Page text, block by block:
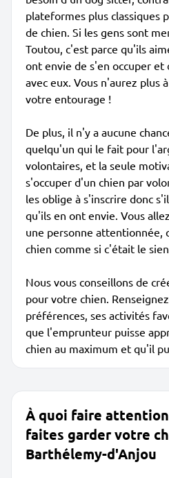
plateformes plus classiques
de chien. Si les gens sont
Toutou, c'est parce qu'ils
ont envie de s'en occuper et
avec eux. Vous n'aurez plus
votre entourage !
De plus, il n'y a aucune
quelqu'un qui le fait pour
volontaires, et la seule
s'occuper d'un chien par
les oblige à s'inscrire donc
qu'ils en ont envie. Vous
une personne attentionnée,
chien comme si c'était le
Nous vous conseillons de
pour votre chien.
préférences, ses activités
que l'emprunteur puisse
chien au maximum et qu'il
À quoi faire
faites garder votre
Barthélemy-d'Anjou